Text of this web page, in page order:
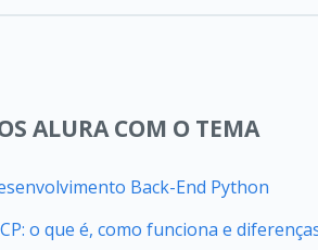
ALURA COM O TEMA
Back-End Python
o que é, como funciona e